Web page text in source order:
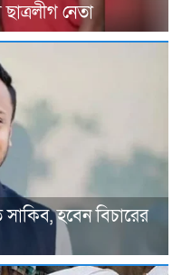
নেতা
সাকিব, হবেন বিচারের